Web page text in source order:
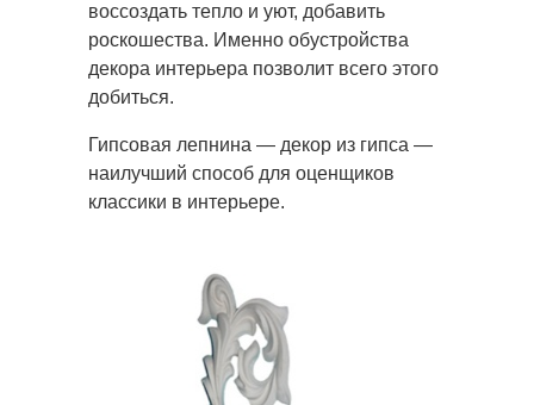
воссоздать тепло и уют, добавить
роскошества. Именно обустройства
декора интерьера позволит всего этого
добиться.
Гипсовая лепнина — декор из гипса —
наилучший способ для оценщиков
классики в интерьере.